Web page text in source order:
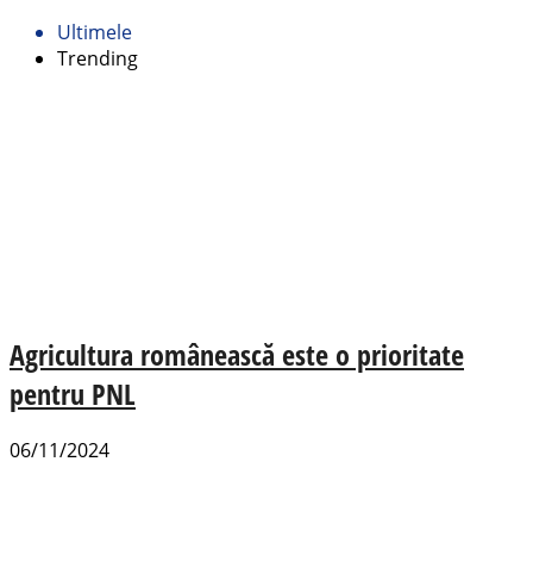
Ultimele
Trending
Agricultura românească este o prioritate
pentru PNL
06/11/2024